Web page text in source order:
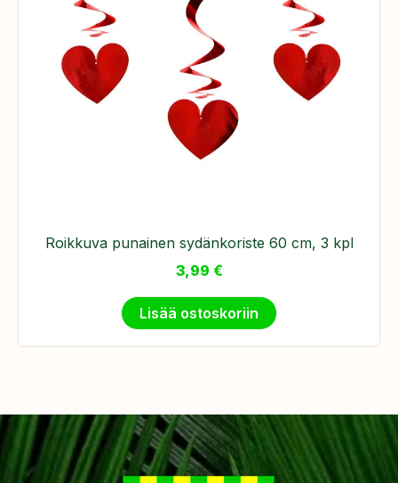
Roikkuva punainen sydänkoriste 60 cm, 3 kpl
3,99 €
Lisää ostoskoriin